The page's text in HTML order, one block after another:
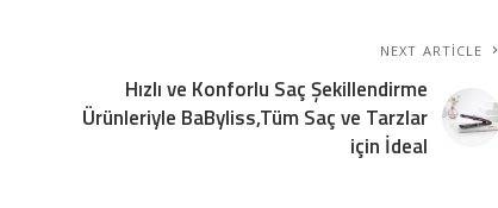
NEXT ARTICLE
Hızlı ve Konforlu Saç Şekillendirme
Ürünleriyle BaByliss,Tüm Saç ve Tarzlar
için İdeal